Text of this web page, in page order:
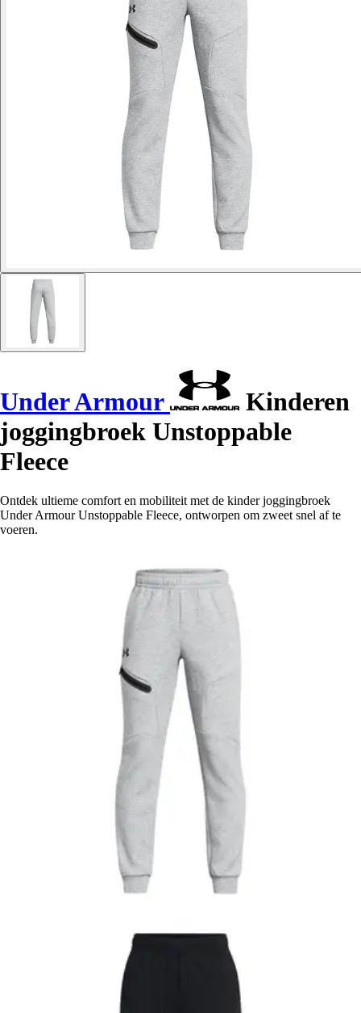
Under Armour
Kinderen
joggingbroek Unstoppable
Fleece
Ontdek ultieme comfort en mobiliteit met de kinder joggingbroek
Under Armour Unstoppable Fleece, ontworpen om zweet snel af te
voeren.